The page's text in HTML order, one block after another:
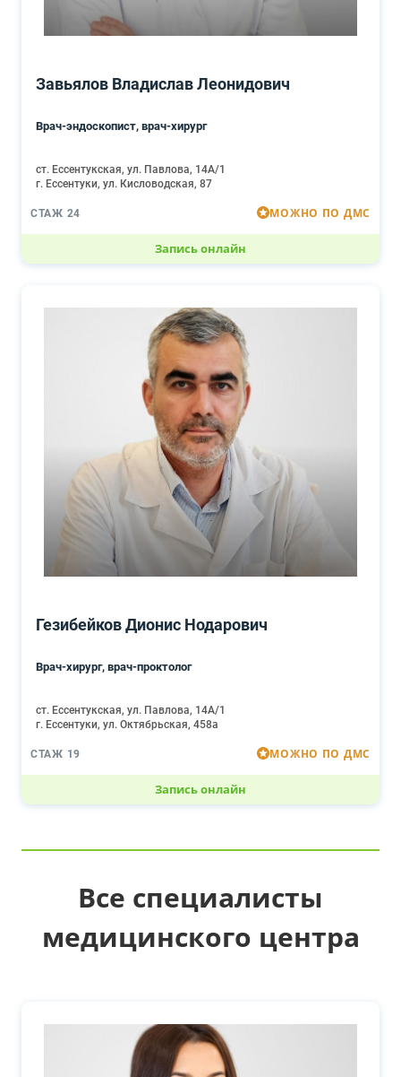
Завьялов Владислав Леонидович
Врач-эндоскопист, врач-хирург
ст. Ессентукская, ул. Павлова, 14А/1
г. Ессентуки, ул. Кисловодская, 87
СТАЖ 24 МОЖНО ПО ДМС
Запись онлайн
Гезибейков Дионис Нодарович
Врач-хирург, врач-проктолог
ст. Ессентукская, ул. Павлова, 14А/1
г. Ессентуки, ул. Октябрьская, 458а
СТАЖ 19 МОЖНО ПО ДМС
Запись онлайн
Все специалисты
медицинского центра